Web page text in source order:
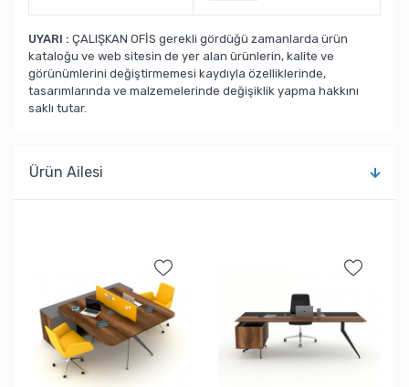
UYARI : ÇALIŞKAN OFİS gerekli gördüğü zamanlarda ürün
kataloğu ve web sitesin de yer alan ürünlerin, kalite ve
görünümlerini değiştirmemesi kaydıyla özelliklerinde,
tasarımlarında ve malzemelerinde değişiklik yapma hakkını
saklı tutar.
Ürün Ailesi